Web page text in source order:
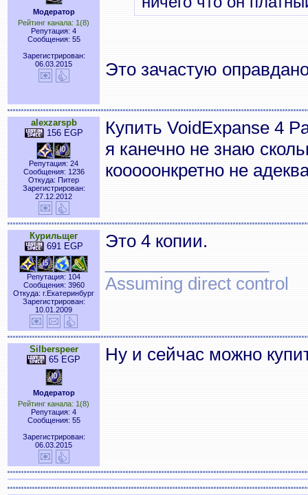
Модератор
Рейтинг канала: 1(8)
Репутация: 4
Сообщения: 55
Зарегистрирован:
06.03.2015
Это зачастую
alexzarspb
156 EGP
Репутация: 24
Сообщения: 1236
Откуда: Питер
Зарегистрирован:
27.12.2012
Купить VoidExpanse 4
я канечно не знаю
кооооонкретно не
Курильщег
691 EGP
Репутация: 104
Сообщения: 3960
Откуда: г.Екатеринбург
Зарегистрирован:
10.01.2009
Это 4 копии.
Assuming direct control
Silberspeer
65 EGP
Модератор
Рейтинг канала: 1(8)
Репутация: 4
Сообщения: 55
Зарегистрирован:
06.03.2015
Ну и сейчас можно